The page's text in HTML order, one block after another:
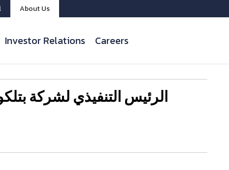
About Us
Investor Relations Careers
الرئيس التنفيذي لشركة